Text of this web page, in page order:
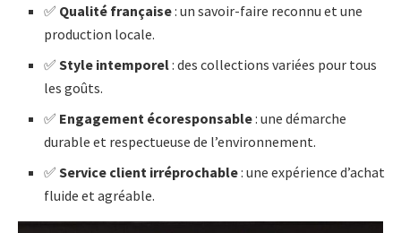
✅ Qualité française: un savoir-faire reconnu et une
production locale.
✅Style intemporel: des collections variées pour tous
les goûts.
✅ Engagement écoresponsable: une démarche
durable et respectueuse de l’environnement.
✅Service client irréprochable: une expérience d’achat
fluide et agréable.​